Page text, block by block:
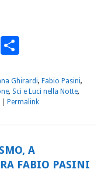
WhatsApp
Ghirardi, Fabio Pasini,
, Sci e Luci nella Notte,
Permalink
A
FABIO PASINI